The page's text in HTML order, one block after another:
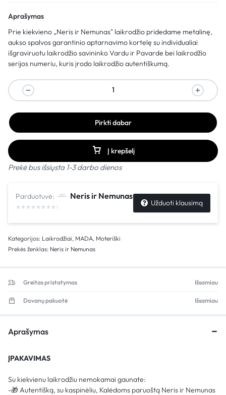
Aprašymas
Prie kiekvieno „Neris ir Nemunas" laikrodžio pridedame metalinę,
aukso spalvos garantinio aptarnavimo kortelę su individualiai
išgraviruotu laikrodžio savininko Vardu ir Pavarde bei laikrodžio
serijos numeriu, kuris įrodo laikrodžio autentiškumą.
Į krepšelį
Pirkti dabar
Prekė bus išsiųsta 1-3 darbo dienos
Parduotuvė: Neris ir Nemunas
Užduoti klausimą
Kategorijos: Laikrodžiai, MADA, Moteriški
Prekės ženklas: Neris ir Nemunas
Greitas pristatymas Išsamiau
Dovanų pakuotė Išsamiau
Aprašymas
ĮPAKAVIMAS
Su kiekvienu laikrodžiu nemokamai gaunate:
-🎁 Autentišką, su kaspinėliu, Kalėdoms paruoštą Neris ir Nemunas